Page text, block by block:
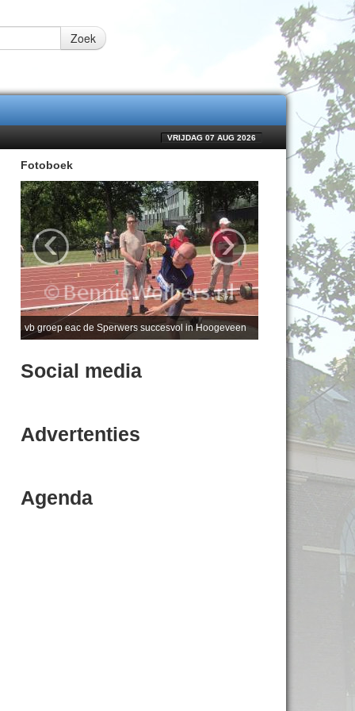
Zoek
VRIJDAG 07 AUG 2026
Fotoboek
vb groep eac de Sperwers succesvol in Hoogeveen
‹ ›
Social media
Advertenties
Agenda